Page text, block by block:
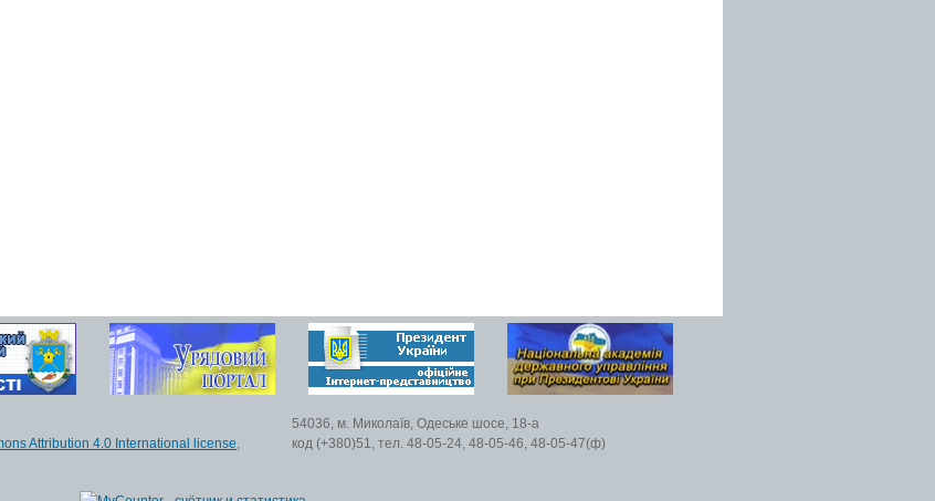
Attribution 4.0 International license,
54036, м. Миколаїв, Одеське шосе, 18-а
код (+380)51, тел. 48-05-24, 48-05-46, 48-05-47(ф)